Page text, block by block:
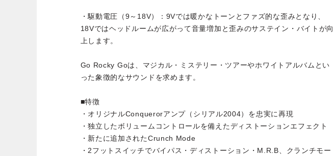
・駆動電圧（9～18V）：9Vでは暖かなトーンとファズ的な歪みとなり、
18Vではヘッドルームが広がって音量増加と歪みのサステイン・バイトが向
上します。
Go Rocky Goは、マジカル・ミステリー・ツアーやホワイトアルバムとい
った象徴的なサウンドを求めます。
■特徴
・オリジナルConquerorアンプ（シリアル2004）を忠実に再現
・独立したボリュームコントロールを備えたディストーションエフェクト
・新たに追加されたCrunch Mode
・2フットスイッチでバイパス・ディストーション・M.R.B、クランチモー